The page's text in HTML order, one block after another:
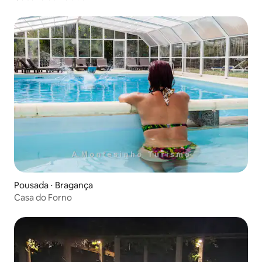
Pousada ⋅ Bragança
Casa do Forno